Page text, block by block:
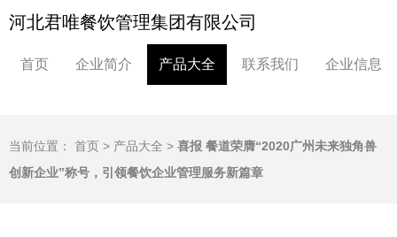
河北君唯餐饮管理集团有限公司
首页 企业简介 产品大全 联系我们 企业信息
当前位置： 首页 > 产品大全 > 喜报 餐道荣膺“2020广州未来独角兽
创新企业”称号，引领餐饮企业管理服务新篇章